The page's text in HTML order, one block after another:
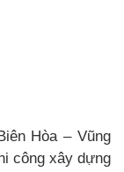
Hòa – Vũng
công xây dựng